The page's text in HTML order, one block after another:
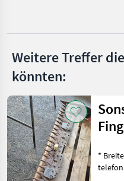
Fendt
Alle 41
anzeigen
MARKTPLATZ
Marktplatz
Weitere Treffer
könnten:
* Breite